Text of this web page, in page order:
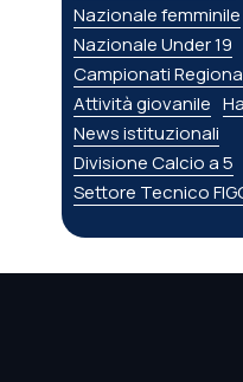
Nazionale femminile
Nazionale Under 19
Campionati
Attività giovanile
News istituzionali
Divisione Calcio a 5
Settore Tecnico